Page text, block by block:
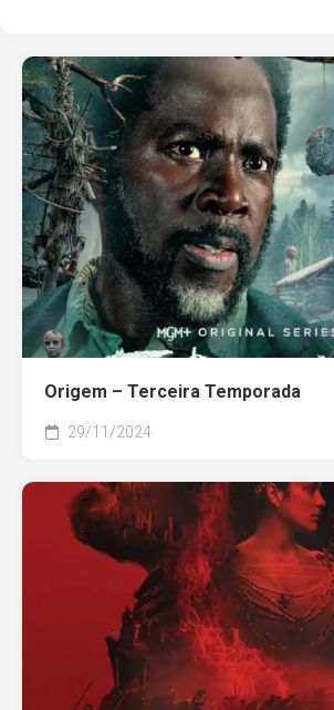
Origem – Terceira Temporada
29/11/2024